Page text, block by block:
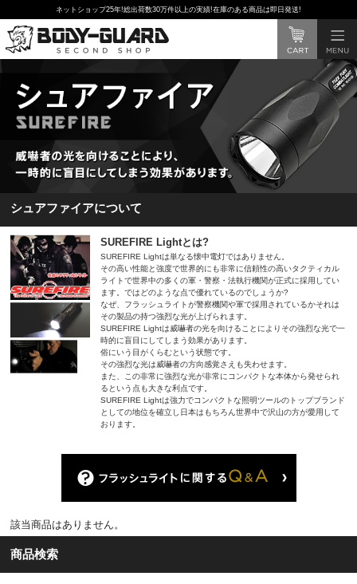
ネットショップ25年!総出荷数30万件以上の実績!在庫のある商品は即日発送!
シュアファイアについて
SUREFIRE Lightとは?
SUREFIRE Lightは単なる懐中電灯ではありません。
その高い性能と強度で世界的にも非常に信頼性の高いタクティカル
ライトで世界中の多くの軍・警察・法執行機関が正式に採用してい
ます。ではどのような点で優れているのでしょうか?
なぜ、フラッシュライトが警察機関や軍で採用されているかそれは
その製品の持つ強烈な光が上げられます。
SUREFIRE Lightは威嚇者の光を向けることによりその強烈な光で一
時的に盲目にしてしまう効果があります。
俗にいう目がくらむという状態です。
その強烈な光は威嚇者の方向感覚さえも失わせます。
また、この非常に強烈な光が非常にコンパクトな本体から発せられ
るという点も大きな利点です。
SUREFIRE Lightは強力でコンパクトな照明ツールのトップブランド
としての地位を確立し日本はもちろん世界中で沢山の方が愛用して
おります。
該当商品はありません。
商品検索